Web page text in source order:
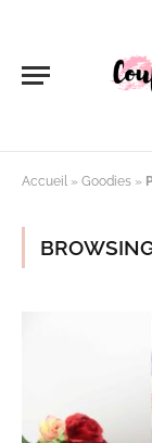
Accueil » Goodies »